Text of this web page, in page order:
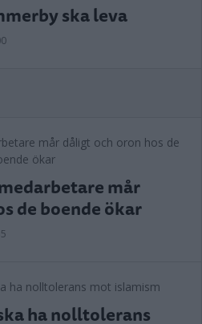
ska leva
mår
de boende ökar
ha nolltolerans